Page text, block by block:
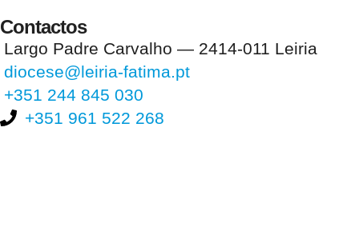
Contactos
Largo Padre Carvalho — 2414-011 Leiria
diocese@leiria-fatima.pt
+351 244 845 030
+351 961 522 268